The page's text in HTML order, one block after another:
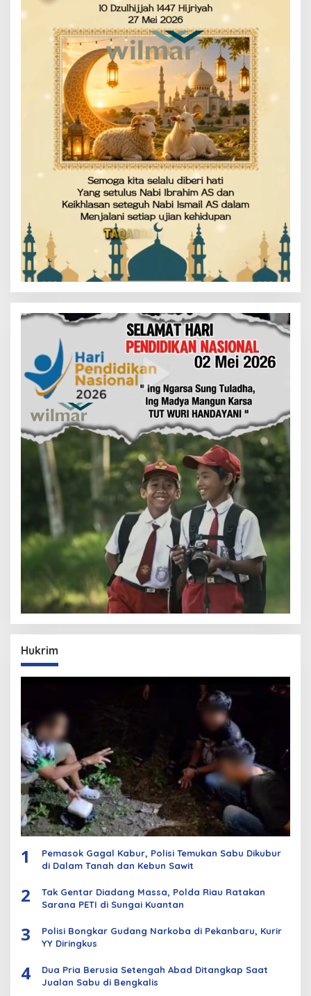
Hukrim
1
Pemasok Gagal Kabur, Polisi Temukan Sabu Dikubur
di Dalam Tanah dan Kebun Sawit
2
Tak Gentar Diadang Massa, Polda Riau Ratakan
Sarana PETI di Sungai Kuantan
3
Polisi Bongkar Gudang Narkoba di Pekanbaru, Kurir
YY Diringkus
4
Dua Pria Berusia Setengah Abad Ditangkap Saat
Jualan Sabu di Bengkalis